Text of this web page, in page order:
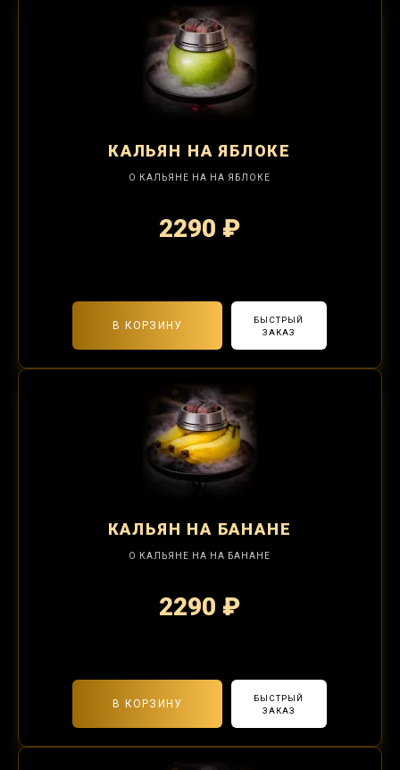
КАЛЬЯН НА ЯБЛОКЕ
О КАЛЬЯНЕ НА НА ЯБЛОКЕ
2290 ₽
В КОРЗИНУ
БЫСТРЫЙ
ЗАКАЗ
КАЛЬЯН НА БАНАНЕ
О КАЛЬЯНЕ НА НА БАНАНЕ
2290 ₽
В КОРЗИНУ
БЫСТРЫЙ
ЗАКАЗ